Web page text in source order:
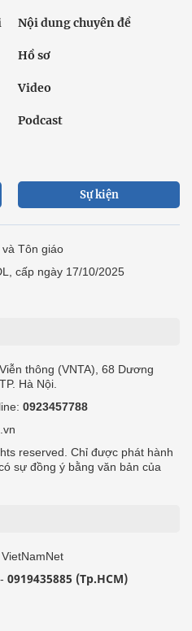
Nội dung chuyên đề
Hồ sơ
Video
Podcast
Sự kiện
Tôn giáo
cấp ngày 17/10/2025
thông (VNTA), 68 Dương
Hà Nội.
0923457788
reserved. Chỉ được phát hành
sự đồng ý bằng văn bản của
- 0919435885 (Tp.HCM)